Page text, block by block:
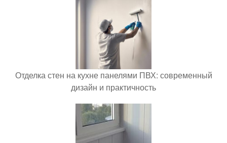
Отделка стен на кухне панелями ПВХ: современный
дизайн и практичность